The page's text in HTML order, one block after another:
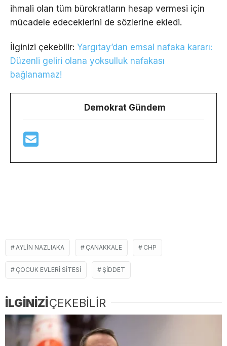
ihmali olan tüm bürokratların hesap vermesi için
mücadele edeceklerini de sözlerine ekledi.
İlginizi çekebilir: Yargıtay’dan emsal nafaka kararı:
Düzenli geliri olana yoksulluk nafakası
bağlanamaz!
Demokrat Gündem
AYLIN NAZLIAKA ÇANAKKALE CHP
ÇOCUK EVLERI SITESI ŞIDDET
İLGİNİZİÇEKEBİLİR